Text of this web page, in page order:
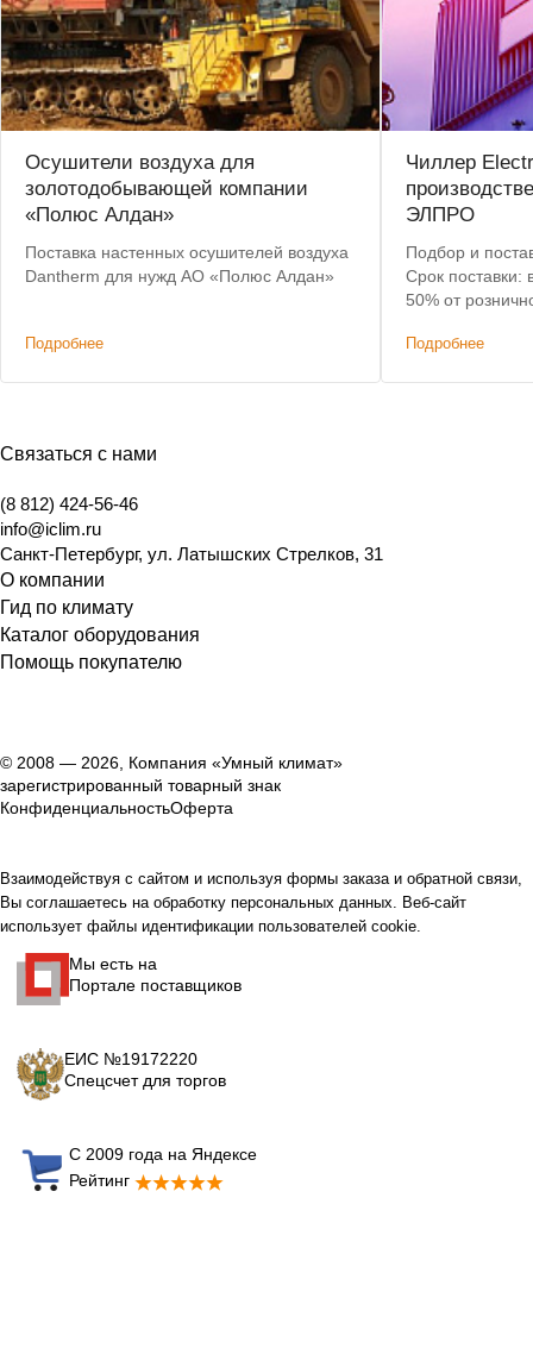
Осушители воздуха для
золотодобывающей компании
«Полюс Алдан»
Поставка настенных осушителей воздуха
Dantherm для нужд АО «Полюс Алдан»
Подробнее
Чиллер
ЭЛПРО
Подбор и
Срок поставки:
50% от
Подробнее
Связаться с нами
(8 812) 424-56-46
info@iclim.ru
Санкт-Петербург, ул. Латышских Стрелков, 31
О компании
Гид по климату
Каталог оборудования
Помощь покупателю
© 2008 — 2026, Компания «Умный климат»
зарегистрированный товарный знак
КонфиденциальностьОферта
Взаимодействуя с сайтом и используя формы заказа и обратной связи,
Вы соглашаетесь на обработку персональных данных. Веб-сайт
использует файлы идентификации пользователей cookie.
Мы есть на
Портале поставщиков
ЕИС №19172220
Спецсчет для торгов
С 2009 года на Яндексе
Рейтинг